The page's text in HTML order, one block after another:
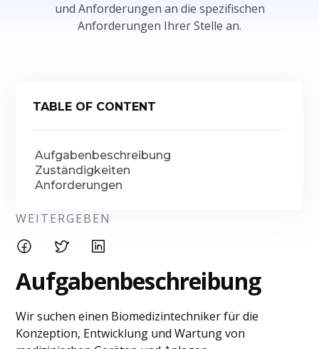
und Anforderungen an die spezifischen
Anforderungen Ihrer Stelle an.
TABLE OF CONTENT
Aufgabenbeschreibung
Zuständigkeiten
Anforderungen
WEITERGEBEN
Aufgabenbeschreibung
Wir suchen einen Biomedizintechniker für die
Konzeption, Entwicklung und Wartung von